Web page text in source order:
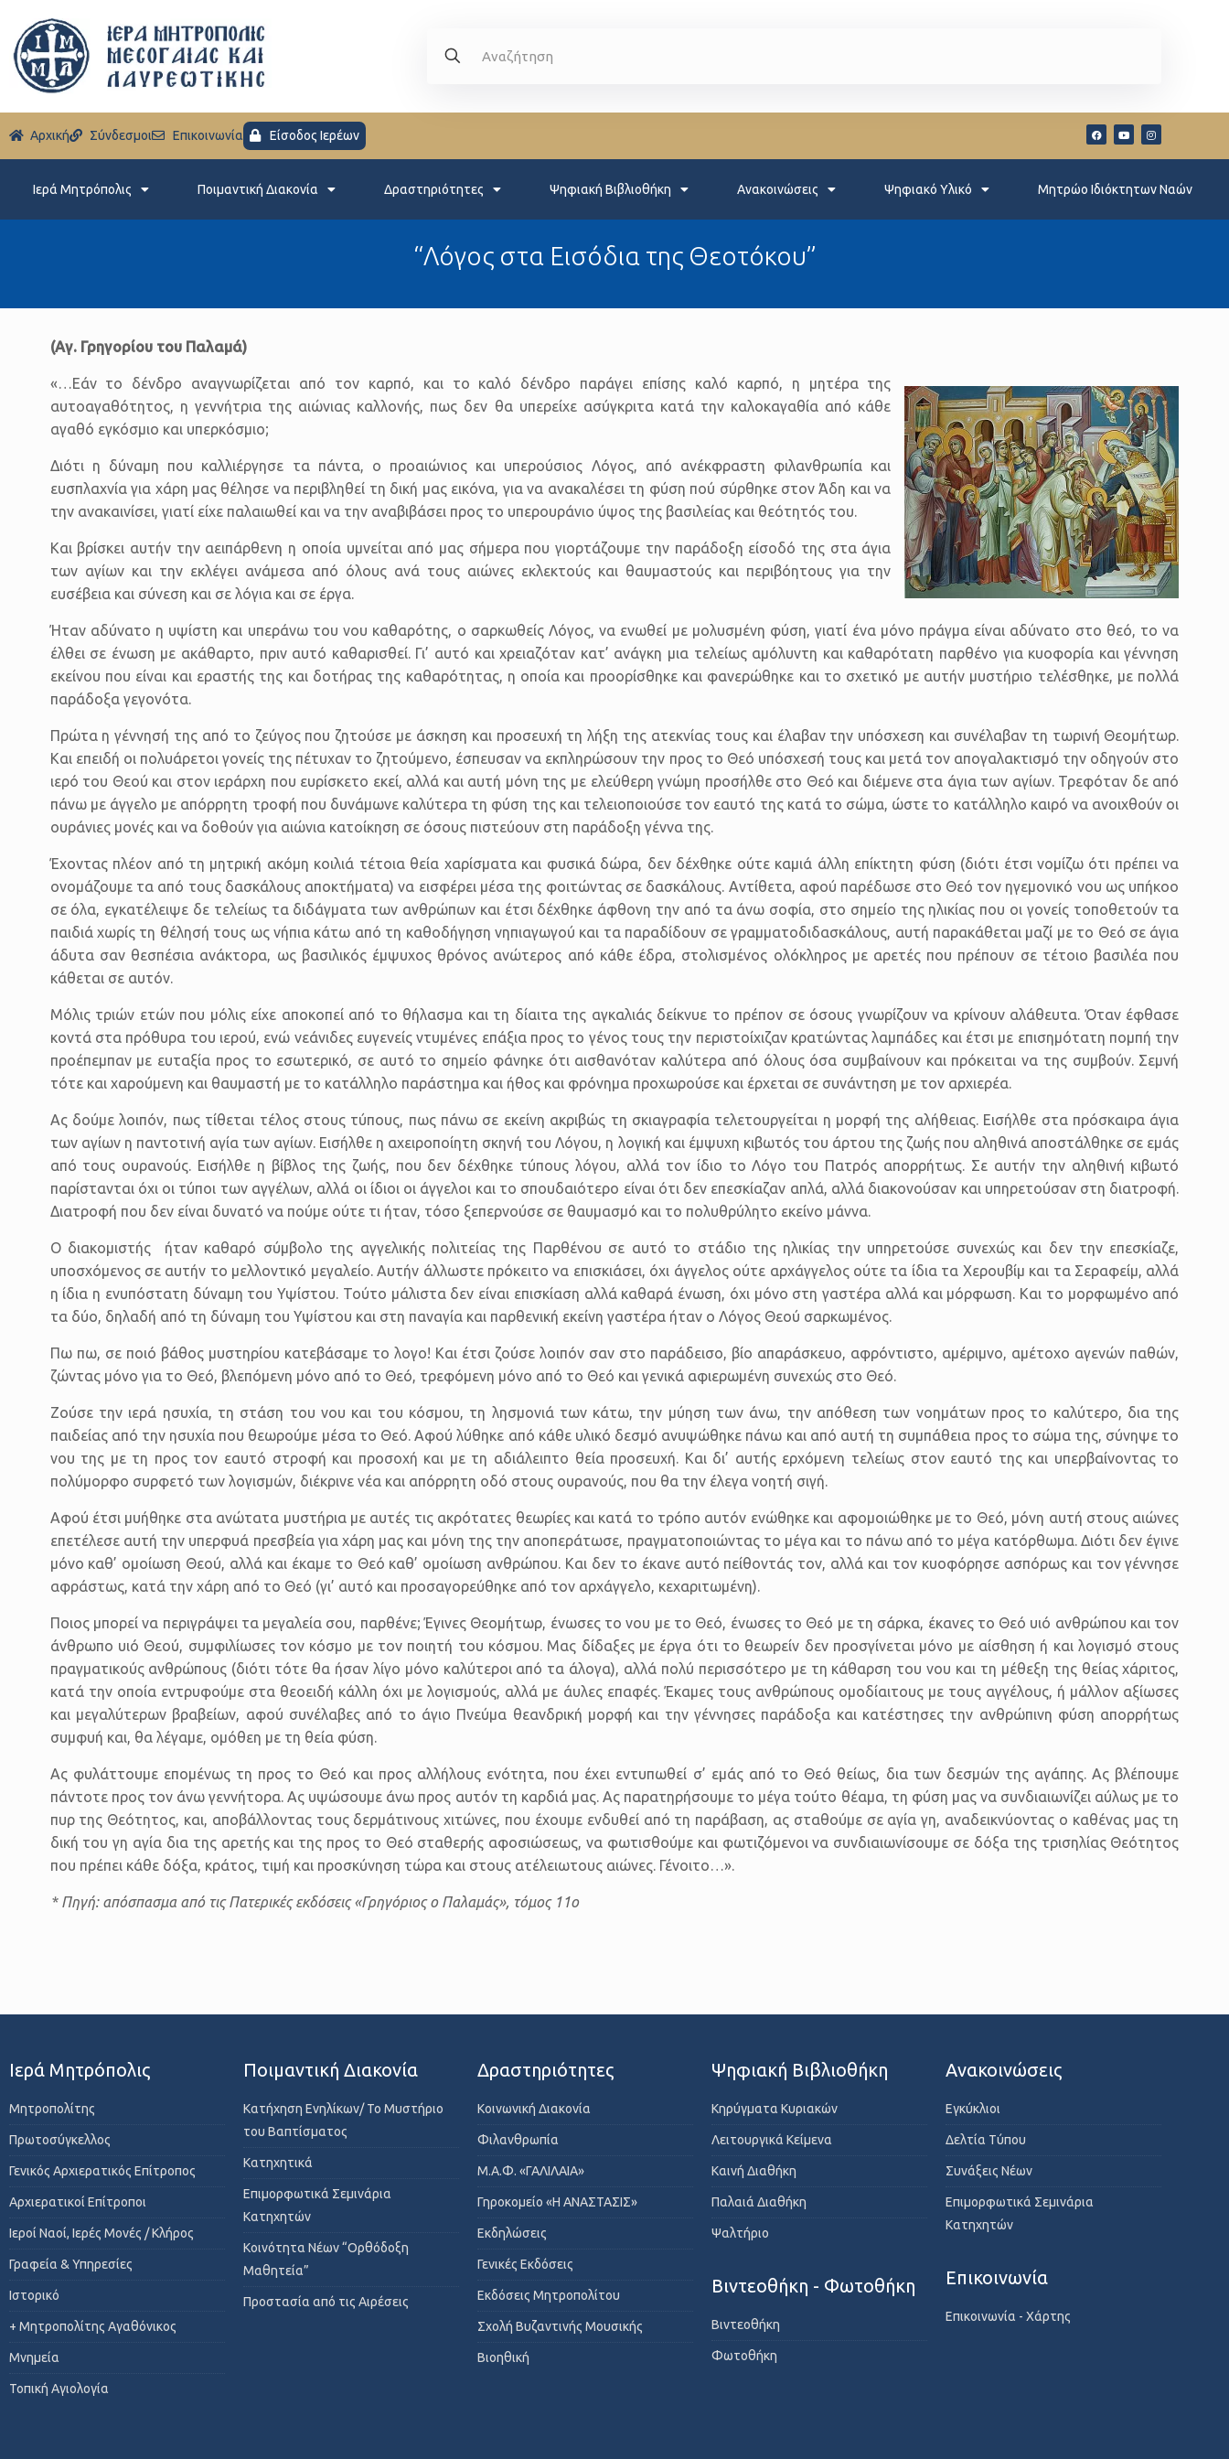
Aρχική Σύνδεσμοι Eπικοινωνία Είσοδος Ιερέων
Ιερά Μητρόπολις Ποιμαντική Διακονία Δραστηριότητες Ψηφιακή Βιβλιοθήκη Ανακοινώσεις Ψηφιακό Υλικό Μητρώο Ιδιόκτητων Ναών
“Λόγος στα Εισόδια της Θεοτόκου”
(Αγ. Γρηγορίου του Παλαμά)
«…Εάν το δένδρο αναγνωρίζεται από τον καρπό, και το καλό δένδρο παράγει επίσης καλό καρπό, η μητέρα της
αυτοαγαθότητος, η γεννήτρια της αιώνιας καλλονής, πως δεν θα υπερείχε ασύγκριτα κατά την καλοκαγαθία από κάθε
αγαθό εγκόσμιο και υπερκόσμιο;
Διότι η δύναμη που καλλιέργησε τα πάντα, ο προαιώνιος και υπερούσιος Λόγος, από ανέκφραστη φιλανθρωπία και
ευσπλαχνία για χάρη μας θέλησε να περιβληθεί τη δική μας εικόνα, για να ανακαλέσει τη φύση πού σύρθηκε στον Άδη και να
την ανακαινίσει, γιατί είχε παλαιωθεί και να την αναβιβάσει προς το υπερουράνιο ύψος της βασιλείας και θεότητός του.
Και βρίσκει αυτήν την αειπάρθενη η οποία υμνείται από μας σήμερα που γιορτάζουμε την παράδοξη είσοδό της στα άγια
των αγίων και την εκλέγει ανάμεσα από όλους ανά τους αιώνες εκλεκτούς και θαυμαστούς και περιβόητους για την
ευσέβεια και σύνεση και σε λόγια και σε έργα.
Ήταν αδύνατο η υψίστη και υπεράνω του νου καθαρότης, ο σαρκωθείς Λόγος, να ενωθεί με μολυσμένη φύση, γιατί ένα μόνο πράγμα είναι αδύνατο στο θεό, το να
έλθει σε ένωση με ακάθαρτο, πριν αυτό καθαρισθεί. Γι’ αυτό και χρειαζόταν κατ’ ανάγκη μια τελείως αμόλυντη και καθαρότατη παρθένο για κυοφορία και γέννηση
εκείνου που είναι και εραστής της και δοτήρας της καθαρότητας, η οποία και προορίσθηκε και φανερώθηκε και το σχετικό με αυτήν μυστήριο τελέσθηκε, με πολλά
παράδοξα γεγονότα.
Πρώτα η γέννησή της από το ζεύγος που ζητούσε με άσκηση και προσευχή τη λήξη της ατεκνίας τους και έλαβαν την υπόσχεση και συνέλαβαν τη τωρινή Θεομήτωρ.
Και επειδή οι πολυάρετοι γονείς της πέτυχαν το ζητούμενο, έσπευσαν να εκπληρώσουν την προς το Θεό υπόσχεσή τους και μετά τον απογαλακτισμό την οδηγούν στο
ιερό του Θεού και στον ιεράρχη που ευρίσκετο εκεί, αλλά και αυτή μόνη της με ελεύθερη γνώμη προσήλθε στο Θεό και διέμενε στα άγια των αγίων. Τρεφόταν δε από
πάνω με άγγελο με απόρρητη τροφή που δυνάμωνε καλύτερα τη φύση της και τελειοποιούσε τον εαυτό της κατά το σώμα, ώστε το κατάλληλο καιρό να ανοιχθούν οι
ουράνιες μονές και να δοθούν για αιώνια κατοίκηση σε όσους πιστεύουν στη παράδοξη γέννα της.
Έχοντας πλέον από τη μητρική ακόμη κοιλιά τέτοια θεία χαρίσματα και φυσικά δώρα, δεν δέχθηκε ούτε καμιά άλλη επίκτητη φύση (διότι έτσι νομίζω ότι πρέπει να
ονομάζουμε τα από τους δασκάλους αποκτήματα) να εισφέρει μέσα της φοιτώντας σε δασκάλους. Αντίθετα, αφού παρέδωσε στο Θεό τον ηγεμονικό νου ως υπήκοο
σε όλα, εγκατέλειψε δε τελείως τα διδάγματα των ανθρώπων και έτσι δέχθηκε άφθονη την από τα άνω σοφία, στο σημείο της ηλικίας που οι γονείς τοποθετούν τα
παιδιά χωρίς τη θέλησή τους ως νήπια κάτω από τη καθοδήγηση νηπιαγωγού και τα παραδίδουν σε γραμματοδιδασκάλους, αυτή παρακάθεται μαζί με το Θεό σε άγια
άδυτα σαν θεσπέσια ανάκτορα, ως βασιλικός έμψυχος θρόνος ανώτερος από κάθε έδρα, στολισμένος ολόκληρος με αρετές που πρέπουν σε τέτοιο βασιλέα που
κάθεται σε αυτόν.
Μόλις τριών ετών που μόλις είχε αποκοπεί από το θήλασμα και τη δίαιτα της αγκαλιάς δείκνυε το πρέπον σε όσους γνωρίζουν να κρίνουν αλάθευτα. Όταν έφθασε
κοντά στα πρόθυρα του ιερού, ενώ νεάνιδες ευγενείς ντυμένες επάξια προς το γένος τους την περιστοίχιζαν κρατώντας λαμπάδες και έτσι με επισημότατη πομπή την
προέπεμπαν με ευταξία προς το εσωτερικό, σε αυτό το σημείο φάνηκε ότι αισθανόταν καλύτερα από όλους όσα συμβαίνουν και πρόκειται να της συμβούν. Σεμνή
τότε και χαρούμενη και θαυμαστή με το κατάλληλο παράστημα και ήθος και φρόνημα προχωρούσε και έρχεται σε συνάντηση με τον αρχιερέα.
Ας δούμε λοιπόν, πως τίθεται τέλος στους τύπους, πως πάνω σε εκείνη ακριβώς τη σκιαγραφία τελετουργείται η μορφή της αλήθειας. Εισήλθε στα πρόσκαιρα άγια
των αγίων η παντοτινή αγία των αγίων. Εισήλθε η αχειροποίητη σκηνή του Λόγου, η λογική και έμψυχη κιβωτός του άρτου της ζωής που αληθινά αποστάλθηκε σε εμάς
από τους ουρανούς. Εισήλθε η βίβλος της ζωής, που δεν δέχθηκε τύπους λόγου, αλλά τον ίδιο το Λόγο του Πατρός απορρήτως. Σε αυτήν την αληθινή κιβωτό
παρίστανται όχι οι τύποι των αγγέλων, αλλά οι ίδιοι οι άγγελοι και το σπουδαιότερο είναι ότι δεν επεσκίαζαν απλά, αλλά διακονούσαν και υπηρετούσαν στη διατροφή.
Διατροφή που δεν είναι δυνατό να πούμε ούτε τι ήταν, τόσο ξεπερνούσε σε θαυμασμό και το πολυθρύλητο εκείνο μάννα.
Ο διακομιστής ήταν καθαρό σύμβολο της αγγελικής πολιτείας της Παρθένου σε αυτό το στάδιο της ηλικίας την υπηρετούσε συνεχώς και δεν την επεσκίαζε,
υποσχόμενος σε αυτήν το μελλοντικό μεγαλείο. Αυτήν άλλωστε πρόκειτο να επισκιάσει, όχι άγγελος ούτε αρχάγγελος ούτε τα ίδια τα Χερουβίμ και τα Σεραφείμ, αλλά
η ίδια η ενυπόστατη δύναμη του Υψίστου. Τούτο μάλιστα δεν είναι επισκίαση αλλά καθαρά ένωση, όχι μόνο στη γαστέρα αλλά και μόρφωση. Και το μορφωμένο από
τα δύο, δηλαδή από τη δύναμη του Υψίστου και στη παναγία και παρθενική εκείνη γαστέρα ήταν ο Λόγος Θεού σαρκωμένος.
Πω πω, σε ποιό βάθος μυστηρίου κατεβάσαμε το λογο! Και έτσι ζούσε λοιπόν σαν στο παράδεισο, βίο απαράσκευο, αφρόντιστο, αμέριμνο, αμέτοχο αγενών παθών,
ζώντας μόνο για το Θεό, βλεπόμενη μόνο από το Θεό, τρεφόμενη μόνο από το Θεό και γενικά αφιερωμένη συνεχώς στο Θεό.
Ζούσε την ιερά ησυχία, τη στάση του νου και του κόσμου, τη λησμονιά των κάτω, την μύηση των άνω, την απόθεση των νοημάτων προς το καλύτερο, δια της
παιδείας από την ησυχία που θεωρούμε μέσα το Θεό. Αφού λύθηκε από κάθε υλικό δεσμό ανυψώθηκε πάνω και από αυτή τη συμπάθεια προς το σώμα της, σύνηψε το
νου της με τη προς τον εαυτό στροφή και προσοχή και με τη αδιάλειπτο θεία προσευχή. Και δι’ αυτής ερχόμενη τελείως στον εαυτό της και υπερβαίνοντας το
πολύμορφο συρφετό των λογισμών, διέκρινε νέα και απόρρητη οδό στους ουρανούς, που θα την έλεγα νοητή σιγή.
Αφού έτσι μυήθηκε στα ανώτατα μυστήρια με αυτές τις ακρότατες θεωρίες και κατά το τρόπο αυτόν ενώθηκε και αφομοιώθηκε με το Θεό, μόνη αυτή στους αιώνες
επετέλεσε αυτή την υπερφυά πρεσβεία για χάρη μας και μόνη της την αποπεράτωσε, πραγματοποιώντας το μέγα και το πάνω από το μέγα κατόρθωμα. Διότι δεν έγινε
μόνο καθ’ ομοίωση Θεού, αλλά και έκαμε το Θεό καθ’ ομοίωση ανθρώπου. Και δεν το έκανε αυτό πείθοντάς τον, αλλά και τον κυοφόρησε ασπόρως και τον γέννησε
αφράστως, κατά την χάρη από το Θεό (γι’ αυτό και προσαγορεύθηκε από τον αρχάγγελο, κεχαριτωμένη).
Ποιος μπορεί να περιγράψει τα μεγαλεία σου, παρθένε; Έγινες Θεομήτωρ, ένωσες το νου με το Θεό, ένωσες το Θεό με τη σάρκα, έκανες το Θεό υιό ανθρώπου και τον
άνθρωπο υιό Θεού, συμφιλίωσες τον κόσμο με τον ποιητή του κόσμου. Μας δίδαξες με έργα ότι το θεωρείν δεν προσγίνεται μόνο με αίσθηση ή και λογισμό στους
πραγματικούς ανθρώπους (διότι τότε θα ήσαν λίγο μόνο καλύτεροι από τα άλογα), αλλά πολύ περισσότερο με τη κάθαρση του νου και τη μέθεξη της θείας χάριτος,
κατά την οποία εντρυφούμε στα θεοειδή κάλλη όχι με λογισμούς, αλλά με άυλες επαφές. Έκαμες τους ανθρώπους ομοδίαιτους με τους αγγέλους, ή μάλλον αξίωσες
και μεγαλύτερων βραβείων, αφού συνέλαβες από το άγιο Πνεύμα θεανδρική μορφή και την γέννησες παράδοξα και κατέστησες την ανθρώπινη φύση απορρήτως
συμφυή και, θα λέγαμε, ομόθεη με τη θεία φύση.
Ας φυλάττουμε επομένως τη προς το Θεό και προς αλλήλους ενότητα, που έχει εντυπωθεί σ’ εμάς από το Θεό θείως, δια των δεσμών της αγάπης. Ας βλέπουμε
πάντοτε προς τον άνω γεννήτορα. Ας υψώσουμε άνω προς αυτόν τη καρδιά μας. Ας παρατηρήσουμε το μέγα τούτο θέαμα, τη φύση μας να συνδιαιωνίζει αύλως με το
πυρ της Θεότητος, και, αποβάλλοντας τους δερμάτινους χιτώνες, που έχουμε ενδυθεί από τη παράβαση, ας σταθούμε σε αγία γη, αναδεικνύοντας ο καθένας μας τη
δική του γη αγία δια της αρετής και της προς το Θεό σταθερής αφοσιώσεως, να φωτισθούμε και φωτιζόμενοι να συνδιαιωνίσουμε σε δόξα της τρισηλίας Θεότητος
που πρέπει κάθε δόξα, κράτος, τιμή και προσκύνηση τώρα και στους ατέλειωτους αιώνες. Γένοιτο…».
* Πηγή: απόσπασμα από τις Πατερικές εκδόσεις «Γρηγόριος ο Παλαμάς», τόμος 11ο
Ιερά Μητρόπολις
Μητροπολίτης
Πρωτοσύγκελλος
Γενικός Αρχιερατικός Επίτροπος
Αρχιερατικοί Επίτροποι
Ιεροί Ναοί, Ιερές Μονές / Κλήρος
Γραφεία & Υπηρεσίες
Ιστορικό
+ Μητροπολίτης Αγαθόνικος
Μνημεία
Τοπική Αγιολογία
Ποιμαντική Διακονία
Κατήχηση Ενηλίκων/ Το Μυστήριο
του Βαπτίσματος
Κατηχητικά
Επιμορφωτικά Σεμινάρια
Κατηχητών
Κοινότητα Νέων “Ορθόδοξη
Μαθητεία”
Προστασία από τις Αιρέσεις
Δραστηριότητες
Κοινωνική Διακονία
Φιλανθρωπία
Μ.Α.Φ. «ΓΑΛΙΛΑΙΑ»
Γηροκομείο «Η ΑΝΑΣΤΑΣΙΣ»
Εκδηλώσεις
Γενικές Εκδόσεις
Εκδόσεις Μητροπολίτου
Σχολή Βυζαντινής Μουσικής
Βιοηθική
Ψηφιακή Βιβλιοθήκη
Κηρύγματα Κυριακών
Λειτουργικά Κείμενα
Καινή Διαθήκη
Παλαιά Διαθήκη
Ψαλτήριο
Βιντεοθήκη - Φωτοθήκη
Βιντεοθήκη
Φωτοθήκη
Ανακοινώσεις
Εγκύκλιοι
Δελτία Τύπου
Συνάξεις Νέων
Επιμορφωτικά Σεμινάρια
Κατηχητών
Επικοινωνία
Επικοινωνία - Χάρτης